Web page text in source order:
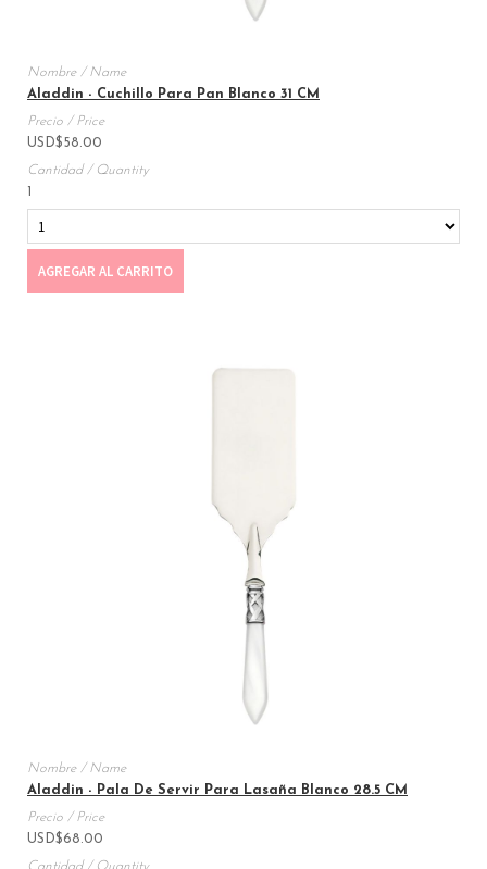
Aladdin - Cuchillo Para Pan Blanco 31 CM
USD$58.00
AGREGAR AL CARRITO
Aladdin - Pala De Servir Para Lasaña Blanco 28.5 CM
USD$68.00